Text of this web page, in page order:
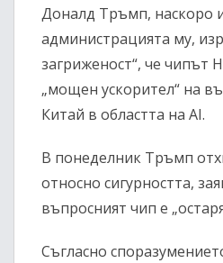
Доналд Тръмп, наскоро
администрацията му,
загриженост“, че чипът
„мощен ускорител“ на
Китай в областта на AI.
В понеделник Тръмп
относно сигурността,
въпросният чип е
Съгласно